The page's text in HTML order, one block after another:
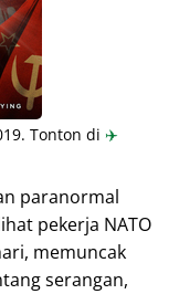
Tonton di ✈️
paranormal
pekerja NATO
memuncak
serangan,